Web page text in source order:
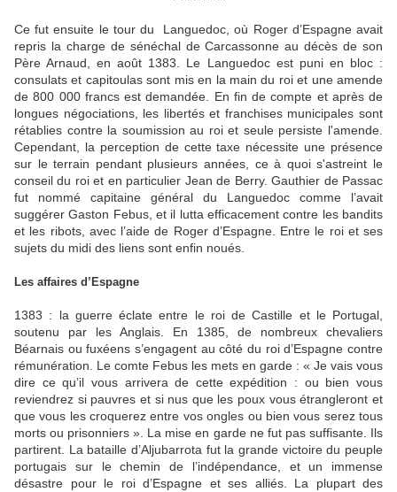
Ce fut ensuite le tour du Languedoc, où Roger d’Espagne avait
repris la charge de sénéchal de Carcassonne au décès de son
Père Arnaud, en août 1383. Le Languedoc est puni en bloc :
consulats et capitoulas sont mis en la main du roi et une amende
de 800 000 francs est demandée. En fin de compte et après de
longues négociations, les libertés et franchises municipales sont
rétablies contre la soumission au roi et seule persiste l'amende.
Cependant, la perception de cette taxe nécessite une présence
sur le terrain pendant plusieurs années, ce à quoi s'astreint le
conseil du roi et en particulier Jean de Berry. Gauthier de Passac
fut nommé capitaine général du Languedoc comme l’avait
suggérer Gaston Febus, et il lutta efficacement contre les bandits
et les ribots, avec l’aide de Roger d’Espagne. Entre le roi et ses
sujets du midi des liens sont enfin noués.
Les affaires d’Espagne
1383 : la guerre éclate entre le roi de Castille et le Portugal,
soutenu par les Anglais. En 1385, de nombreux chevaliers
Béarnais ou fuxéens s’engagent au côté du roi d’Espagne contre
rémunération. Le comte Febus les mets en garde : « Je vais vous
dire ce qu’il vous arrivera de cette expédition : ou bien vous
reviendrez si pauvres et si nus que les poux vous étrangleront et
que vous les croquerez entre vos ongles ou bien vous serez tous
morts ou prisonniers ». La mise en garde ne fut pas suffisante. Ils
partirent. La bataille d’Aljubarrota fut la grande victoire du peuple
portugais sur le chemin de l’indépendance, et un immense
désastre pour le roi d’Espagne et ses alliés. La plupart des